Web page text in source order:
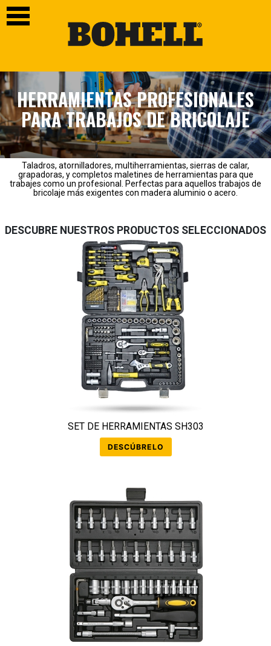
HERRAMIENTAS PROFESIONALES
PARA TRABAJOS DE BRICOLAJE
Taladros, atornilladores, multiherramientas, sierras de calar,
grapadoras, y completos maletines de herramientas para que
trabajes como un profesional. Perfectas para aquellos trabajos de
bricolaje más exigentes con madera aluminio o acero.
DESCUBRE NUESTROS PRODUCTOS SELECCIONADOS
SET DE HERRAMIENTAS SH303
DESCÚBRELO